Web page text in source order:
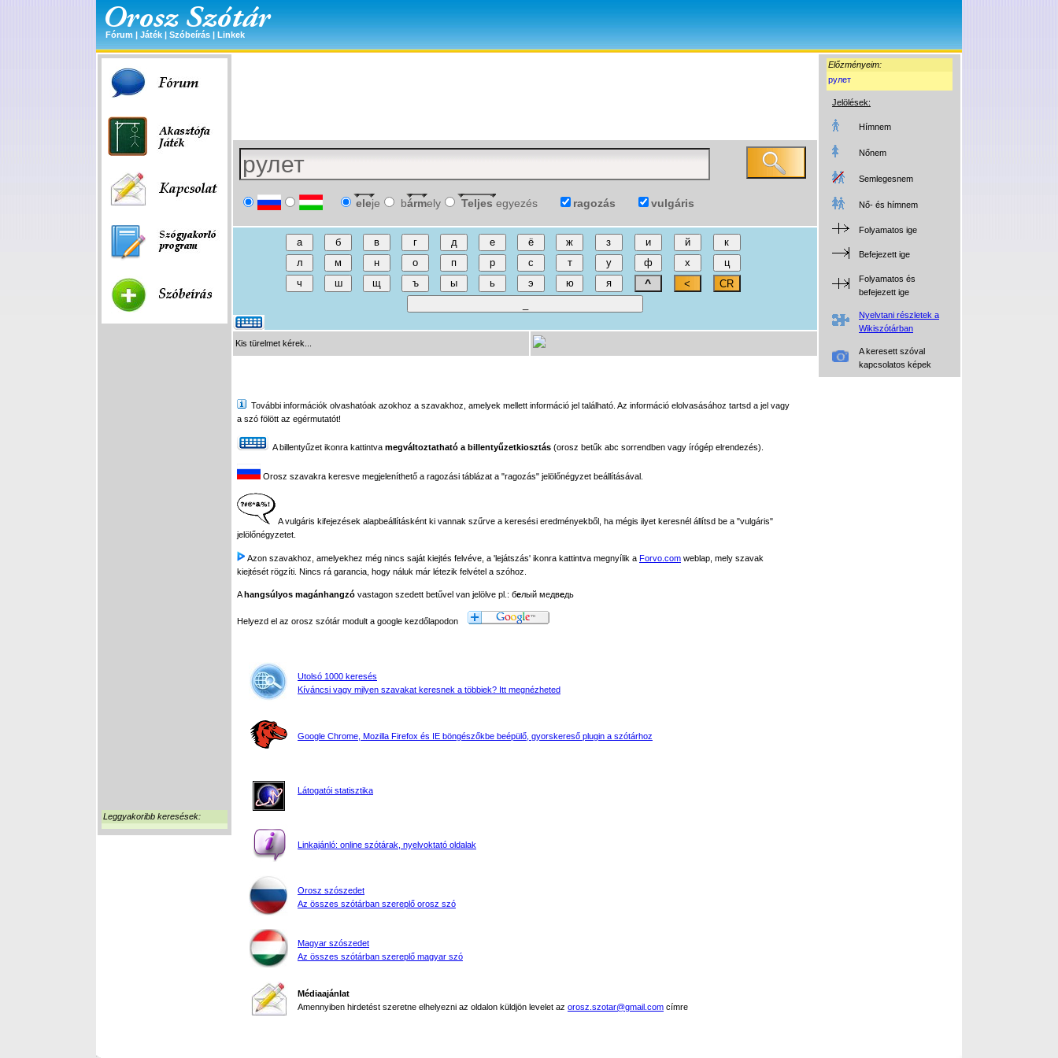
Fórum | Játék | Szóbeírás | Linkek
Előzményeim:
рулет
Jelölések:
Hímnem
Nőnem
Semlegesnem
Nő- és hímnem
Folyamatos ige
Befejezett ige
Folyamatos és
befejezett ige
Nyelvtani részletek a
Wikiszótárban
A keresett szóval
kapcsolatos képek
Leggyakoribb keresések:
eleje bármely Teljes egyezés ragozás vulgáris
Kis türelmet kérek...
További információk olvashatóak azokhoz a szavakhoz, amelyek mellett információ jel található. Az információ elolvasásához tartsd a jel vagy
a szó fölött az egérmutatót!
A billentyűzet ikonra kattintva megváltoztatható a billentyűzetkiosztás (orosz betűk abc sorrendben vagy írógép elrendezés).
Orosz szavakra keresve megjeleníthető a ragozási táblázat a "ragozás" jelölőnégyzet beállításával.
A vulgáris kifejezések alapbeállításként ki vannak szűrve a keresési eredményekből, ha mégis ilyet keresnél állítsd be a "vulgáris"
jelölőnégyzetet.
Azon szavakhoz, amelyekhez még nincs saját kiejtés felvéve, a 'lejátszás' ikonra kattintva megnyílik a Forvo.com weblap, mely szavak
kiejtését rögzíti. Nincs rá garancia, hogy náluk már létezik felvétel a szóhoz.
Ahangsúlyos magánhangzó vastagon szedett betűvel van jelölve pl.: белый медведь
Helyezd el az orosz szótár modult a google kezdőlapodon
Utolsó 1000 keresés
Kíváncsi vagy milyen szavakat keresnek a többiek? Itt megnézheted
Google Chrome, Mozilla Firefox és IE böngészőkbe beépülő, gyorskereső plugin a szótárhoz
Látogatói statisztika
Linkajánló: online szótárak, nyelvoktató oldalak
Orosz szószedet
Az összes szótárban szereplő orosz szó
Magyar szószedet
Az összes szótárban szereplő magyar szó
Médiaajánlat
Amennyiben hirdetést szeretne elhelyezni az oldalon küldjön levelet az orosz.szotar@gmail.com címre